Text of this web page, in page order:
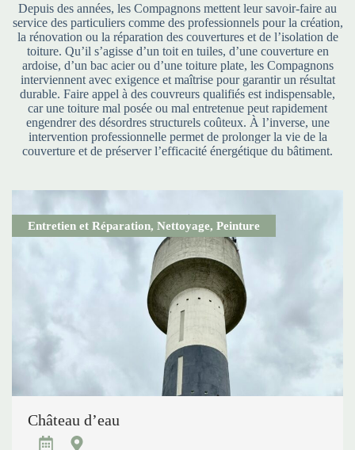
Depuis des années, les Compagnons mettent leur savoir-faire au
service des particuliers comme des professionnels pour la création,
la rénovation ou la réparation des couvertures et de l’isolation de
toiture. Qu’il s’agisse d’un toit en tuiles, d’une couverture en
ardoise, d’un bac acier ou d’une toiture plate, les Compagnons
interviennent avec exigence et maîtrise pour garantir un résultat
durable. Faire appel à des couvreurs qualifiés est indispensable,
car une toiture mal posée ou mal entretenue peut rapidement
engendrer des désordres structurels coûteux. À l’inverse, une
intervention professionnelle permet de prolonger la vie de la
couverture et de préserver l’efficacité énergétique du bâtiment.
Entretien et Réparation, Nettoyage, Peinture
Château d’eau